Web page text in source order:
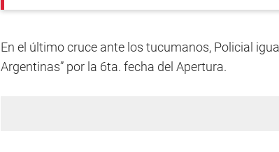
En el último cruce ante los tucumanos, Policial
Argentinas” por la 6ta. fecha del Apertura.